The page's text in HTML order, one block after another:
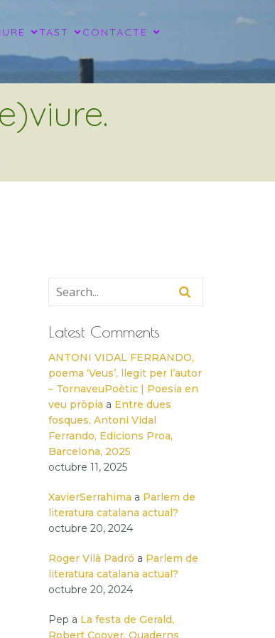
TAST CONTACTE
Latest Comments
ANTONI VIDAL FERRANDO,
poema ‘Veus’, llegit per l’autor
– TornaveuPoètic | Poesia en
veu pròpia a Entre dues
fosques, Antoni Vidal
Ferrando, Edicions Proa,
Barcelona, 2025
octubre 11, 2025
XavierSerrahima a Parlem de
literatura catalana actual?
octubre 20, 2024
Roger Vilà Padró a Parlem de
literatura catalana actual?
octubre 20, 2024
Pep a La festa de Gerald,
Robert Coover, Quaderns